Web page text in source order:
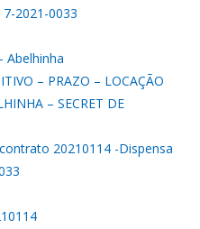
2021-0033
Abelhinha
– PRAZO – LOCAÇÃO
– SECRET DE
20210114 -Dispensa